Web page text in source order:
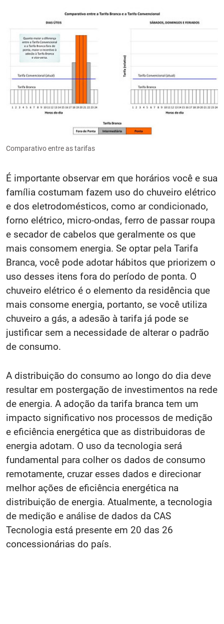
Comparativo entre as tarifas
É importante observar em que horários você e sua
família costumam fazem uso do chuveiro elétrico
e dos eletrodomésticos, como ar condicionado,
forno elétrico, micro-ondas, ferro de passar roupa
e secador de cabelos que geralmente os que
mais consomem energia. Se optar pela Tarifa
Branca, você pode adotar hábitos que priorizem o
uso desses itens fora do período de ponta. O
chuveiro elétrico é o elemento da residência que
mais consome energia, portanto, se você utiliza
chuveiro a gás, a adesão à tarifa já pode se
justificar sem a necessidade de alterar o padrão
de consumo.
A distribuição do consumo ao longo do dia deve
resultar em postergação de investimentos na rede
de energia. A adoção da tarifa branca tem um
impacto significativo nos processos de medição
e eficiência energética que as distribuidoras de
energia adotam. O uso da tecnologia será
fundamental para colher os dados de consumo
remotamente, cruzar esses dados e direcionar
melhor ações de eficiência energética na
distribuição de energia. Atualmente, a tecnologia
de medição e análise de dados da CAS
Tecnologia está presente em 20 das 26
concessionárias do país.